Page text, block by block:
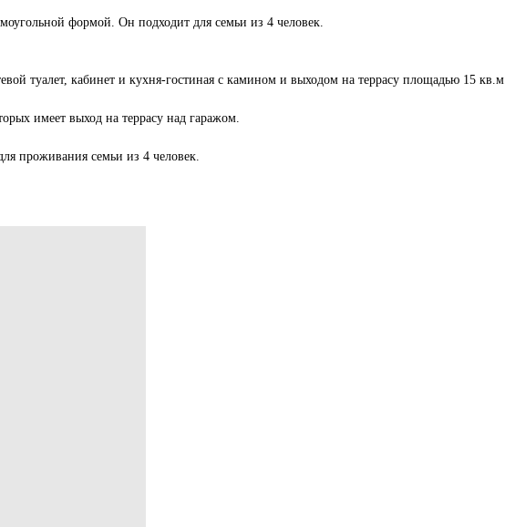
формой. Он подходит для семьи из 4 человек.
туалет, кабинет и кухня-гостиная с камином и выходом на террасу площадью 15 кв.м.
имеет выход на террасу над гаражом.
проживания семьи из 4 человек.